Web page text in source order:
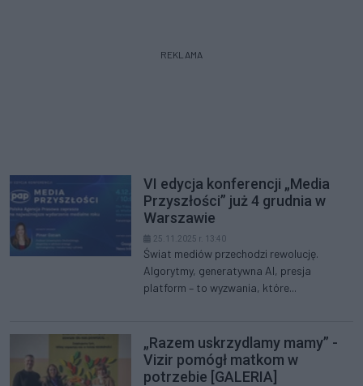
REKLAMA
VI edycja konferencji „Media
Przyszłości” już 4 grudnia w
Warszawie
25.11.2025 r. 13:40
Świat mediów przechodzi rewolucję.
Algorytmy, generatywna AI, presja
platform – to wyzwania, które...
„Razem uskrzydlamy mamy” -
Vizir pomógł matkom w
potrzebie [GALERIA]